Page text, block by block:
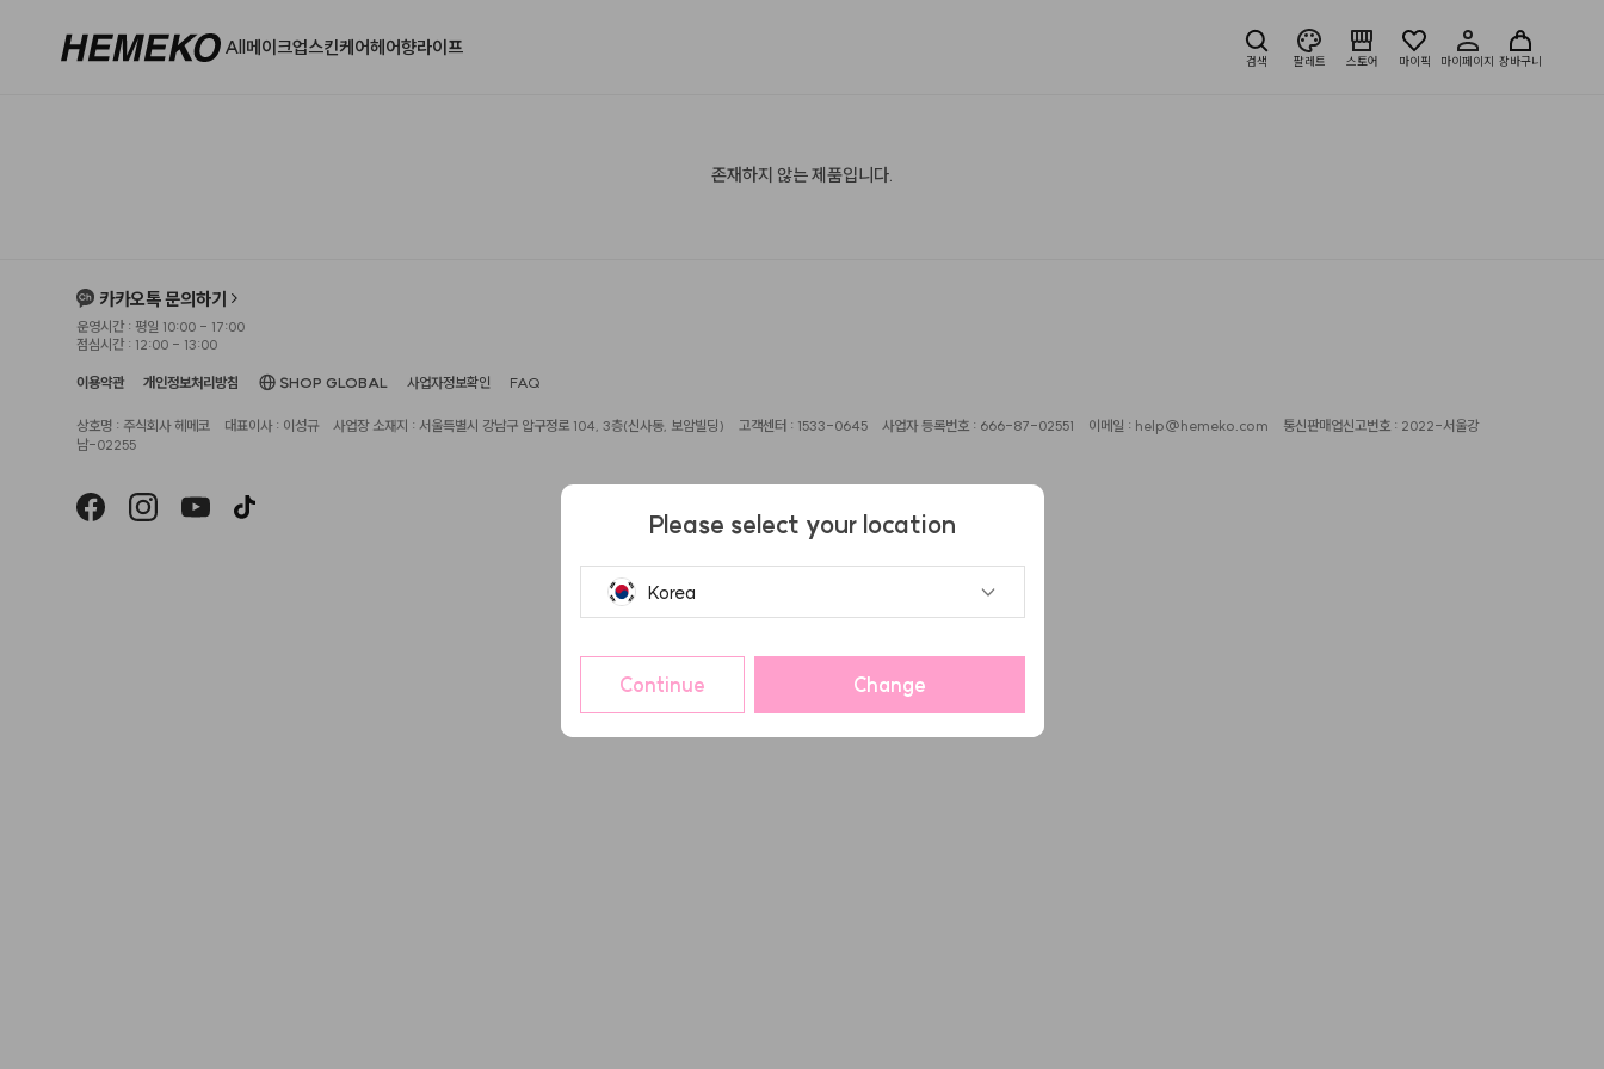
All메이크업스킨케어헤어향라이프
검색 팔레트 스토어 마이픽 마이페이지 장바구니
존재하지 않는 제품입니다.
카카오톡 문의하기
운영시간 : 평일 10:00 - 17:00
점심시간 : 12:00 - 13:00
이용약관 개인정보처리방침 SHOP GLOBAL 사업자정보확인 FAQ
상호명 : 주식회사 헤메코 대표이사 : 이성규 사업장 소재지 : 서울특별시 강남구 압구정로 104, 3층(신사동, 보암빌딩) 고객센터 : 1533-0645 사업자 등록번호 : 666-87-02551 이메일 : help@hemeko.com
통신판매업신고번호 : 2022-서울강
남-02255
Please select your location
Korea
Continue Change